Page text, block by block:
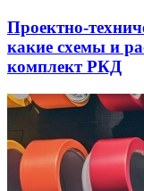
Проектно-
какие схемы и
комплект РКД